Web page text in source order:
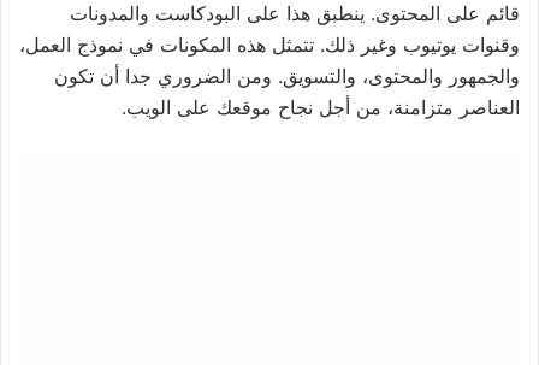
قائم على المحتوى. ينطبق هذا على البودكاست والمدونات
وقنوات يوتيوب وغير ذلك. تتمثل هذه المكونات في نموذج العمل،
والجمهور والمحتوى، والتسويق. ومن الضروري جدا أن تكون
العناصر متزامنة، من أجل نجاح موقعك على الويب.